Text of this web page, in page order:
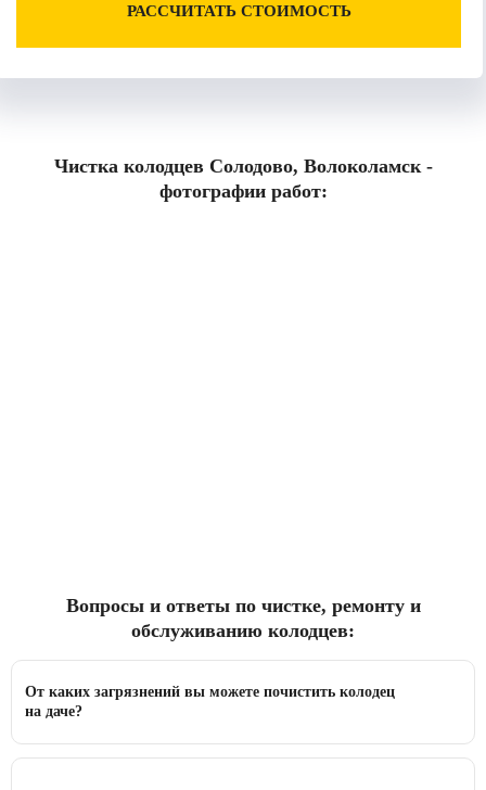
РАССЧИТАТЬ СТОИМОСТЬ
Чистка колодцев Солодово, Волоколамск -
фотографии работ:
Вопросы и ответы по чистке, ремонту и
обслуживанию колодцев:
От каких загрязнений вы можете почистить колодец
на даче?